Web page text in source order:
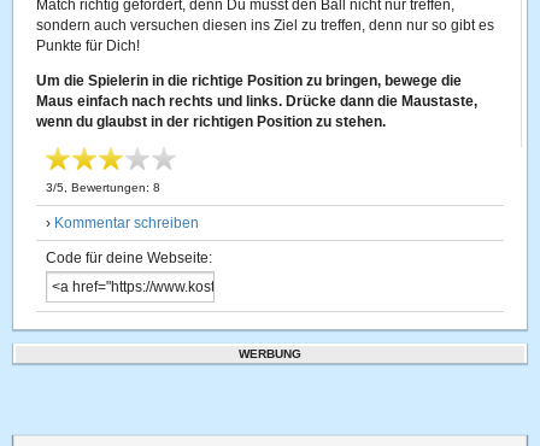
Match richtig gefordert, denn Du musst den Ball nicht nur treffen,
sondern auch versuchen diesen ins Ziel zu treffen, denn nur so gibt es
Punkte für Dich!
Um die Spielerin in die richtige Position zu bringen, bewege die
Maus einfach nach rechts und links. Drücke dann die Maustaste,
wenn du glaubst in der richtigen Position zu stehen.
3/5 , Bewertungen:8
› Kommentar schreiben
Code für deine Webseite:
WERBUNG